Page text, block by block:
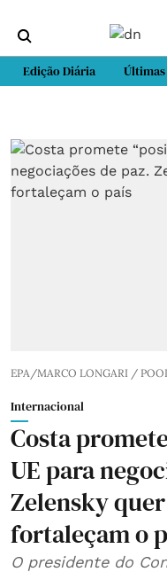
Edição Diária Últimas
EPA/MARCO LONGARI /
Internacional
Costa
UE para
Zelensky
fortaleçam o
O presidente do